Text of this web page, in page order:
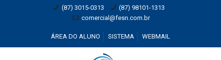
(87) 3015-0313
(87) 98101-1313
comercial@fesn.com.br
ÁREA DO ALUNO SISTEMA WEBMAIL